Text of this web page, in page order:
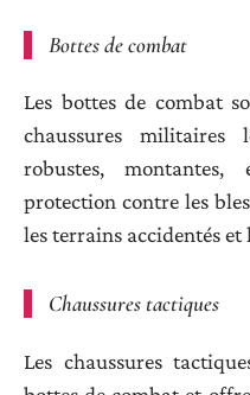
Bottes de combat
Les bottes de combat
chaussures
robustes,
protection contre les
les terrains accidentés
Chaussures tactiques
Les chaussures